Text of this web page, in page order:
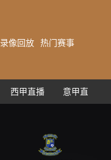
录像回放 热门赛事
西甲直播 意甲直播